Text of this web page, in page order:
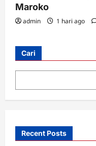
Maroko
admin 1 hari ago
Cari
Recent Posts